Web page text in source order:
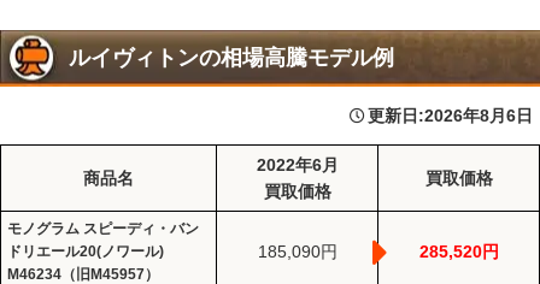
ルイヴィトンの相場高騰モデル例
更新日:2026年8月6日
商品名
2022年6月
買取価格
買取価格
モノグラム スピーディ・バン
ドリエール20(ノワール)
M46234（旧M45957）
185,090円 285,520円